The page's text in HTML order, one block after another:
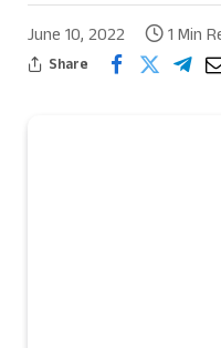
June 10, 2022 1 Min
Share